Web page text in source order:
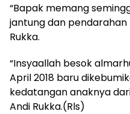
“Bapak memang
jantung dan pendarahan
Rukka.
“Insyaallah besok
April 2018 baru
kedatangan anaknya
Andi Rukka.(Rls)